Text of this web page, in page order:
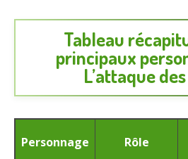
Tableau
principaux
L’attaque
Personnage Rôle